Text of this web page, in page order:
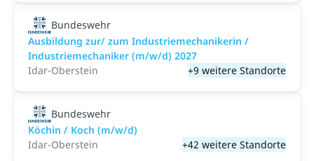
Bundeswehr
Ausbildung zur/ zum Industriemechanikerin /
Industriemechaniker (m/w/d) 2027
Idar-Oberstein
+9 weitere Standorte
Bundeswehr
Köchin / Koch (m/w/d)
Idar-Oberstein
+42 weitere Standorte